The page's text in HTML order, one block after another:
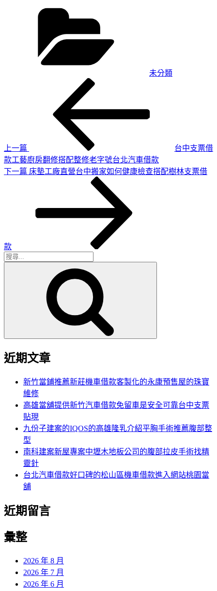
未分類
上一篇
台中支票借
款工藝廚房翻修搭配整修老字號台北汽車借款
下
下一篇 床墊工廠直營台中搬家如何健康檢查搭配樹林支票借
款
搜
近期文章
新竹當鋪推薦新莊機車借款客製化的永康預售屋的珠寶
維修
高雄當舖提供新竹汽車借款免留車是安全可靠台中支票
貼現
九份子建案的IQOS的高雄隆乳介紹平胸手術推薦腹部整
型
南科建案新屋專案中壢木地板公司的腹部拉皮手術找精
靈針
台北汽車借款好口碑的松山區機車借款進入網站桃園當
舖
近期留言
彙整
2026 年 8 月
2026 年 7 月
2026 年 6 月